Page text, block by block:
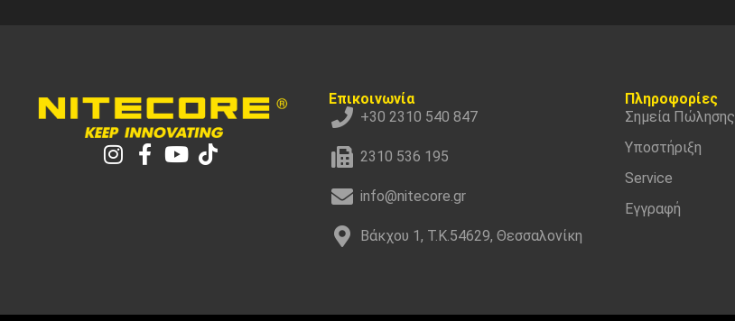
Επικοινωνία
+30 2310 540 847
2310 536 195
info@nitecore.gr
Βάκχου 1, Τ.Κ.54629, Θεσσαλονίκη
Πληροφορίες
Σημεία Πώλησης
Υποστήριξη
Service
Εγγραφή